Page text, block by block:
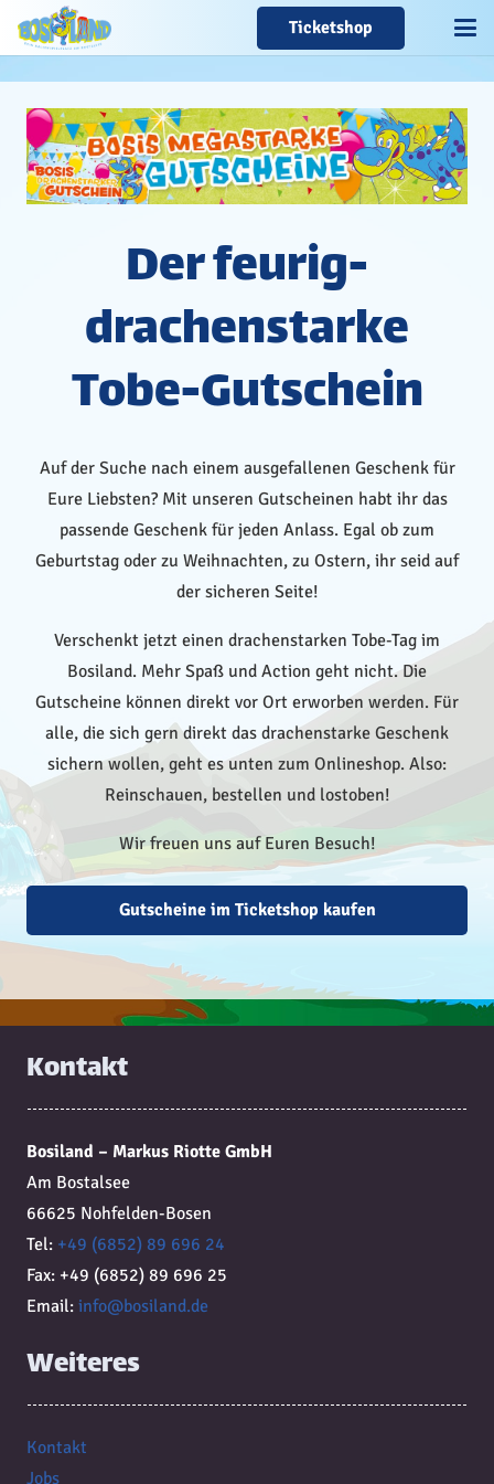
Ticketshop
Der feurig-
drachenstarke
Tobe-Gutschein
Auf der Suche nach einem ausgefallenen Geschenk für
Eure Liebsten? Mit unseren Gutscheinen habt ihr das
passende Geschenk für jeden Anlass. Egal ob zum
Geburtstag oder zu Weihnachten, zu Ostern, ihr seid auf
der sicheren Seite!
Verschenkt jetzt einen drachenstarken Tobe-Tag im
Bosiland. Mehr Spaß und Action geht nicht. Die
Gutscheine können direkt vor Ort erworben werden. Für
alle, die sich gern direkt das drachenstarke Geschenk
sichern wollen, geht es unten zum Onlineshop. Also:
Reinschauen, bestellen und lostoben!
Wir freuen uns auf Euren Besuch!
Gutscheine im Ticketshop kaufen
Kontakt
Bosiland – Markus Riotte GmbH
Am Bostalsee
66625 Nohfelden-Bosen
Tel: +49 (6852) 89 696 24
Fax: +49 (6852) 89 696 25
Email: info@bosiland.de
Weiteres
Kontakt
Jobs